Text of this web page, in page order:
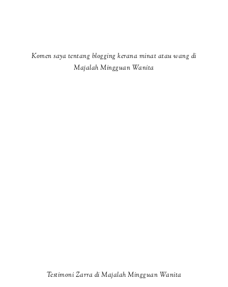
Komen saya tentang blogging kerana minat atau wang di
Majalah Mingguan Wanita
Testimoni Zarra di Majalah Mingguan Wanita